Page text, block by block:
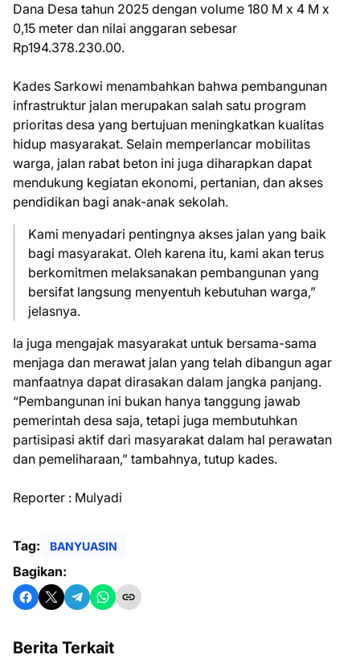
Dana Desa tahun 2025 dengan volume 180 M x 4 M x
0,15 meter dan nilai anggaran sebesar
Rp194.378.230.00.
Kades Sarkowi menambahkan bahwa pembangunan
infrastruktur jalan merupakan salah satu program
prioritas desa yang bertujuan meningkatkan kualitas
hidup masyarakat. Selain memperlancar mobilitas
warga, jalan rabat beton ini juga diharapkan dapat
mendukung kegiatan ekonomi, pertanian, dan akses
pendidikan bagi anak-anak sekolah.
Kami menyadari pentingnya akses jalan yang baik
bagi masyarakat. Oleh karena itu, kami akan terus
berkomitmen melaksanakan pembangunan yang
bersifat langsung menyentuh kebutuhan warga,”
jelasnya.
Ia juga mengajak masyarakat untuk bersama-sama
menjaga dan merawat jalan yang telah dibangun agar
manfaatnya dapat dirasakan dalam jangka panjang.
“Pembangunan ini bukan hanya tanggung jawab
pemerintah desa saja, tetapi juga membutuhkan
partisipasi aktif dari masyarakat dalam hal perawatan
dan pemeliharaan,” tambahnya, tutup kades.
Reporter : Mulyadi
Tag: BANYUASIN
Bagikan:
Berita Terkait